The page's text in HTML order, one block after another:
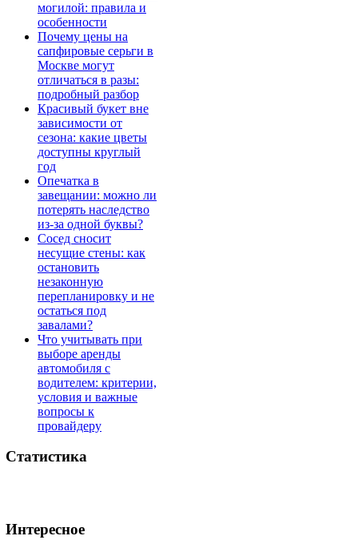
могилой: правила и
особенности
Почему цены на
сапфировые серьги в
Москве могут
отличаться в разы:
подробный разбор
Красивый букет вне
зависимости от
сезона: какие цветы
доступны круглый
год
Опечатка в
завещании: можно ли
потерять наследство
из-за одной буквы?
Сосед сносит
несущие стены: как
остановить
незаконную
перепланировку и не
остаться под
завалами?
Что учитывать при
выборе аренды
автомобиля с
водителем: критерии,
условия и важные
вопросы к
провайдеру
Статистика
Интересное